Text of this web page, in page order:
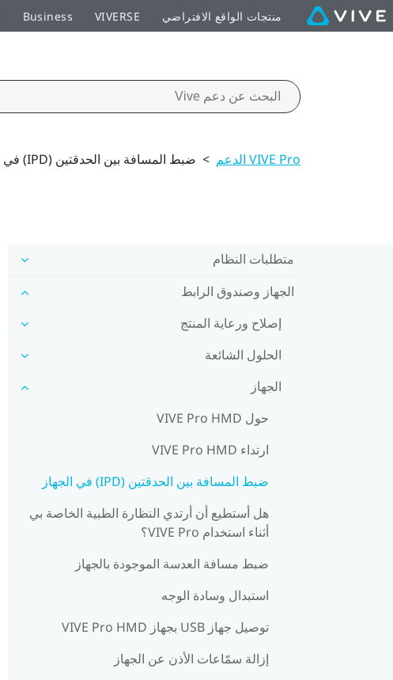
منتجات الواقع الافتراضي VIVERSE
Business
VIVE Pro الدعم > ضبط المسافة بين الحدقتين (IPD) في الجهاز
متطلبات النظام
الجهاز وصندوق الرابط
إصلاح ورعاية المنتج
الحلول الشائعة
الجهاز
حول VIVE Pro HMD
ارتداء VIVE Pro HMD
ضبط المسافة بين الحدقتين (IPD) في الجهاز
هل أستطيع أن أرتدي النظارة الطبية الخاصة بي
أثناء استخدام VIVE Pro؟
ضبط مسافة العدسة الموجودة بالجهاز
استبدال وسادة الوجه
توصيل جهاز USB بجهاز VIVE Pro HMD
إزالة سمّاعات الأذن عن الجهاز